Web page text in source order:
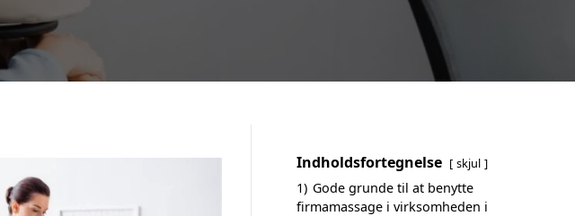
Indholdsfortegnelse skjul
1) Gode grunde til at benytte
firmamassage i virksomheden i